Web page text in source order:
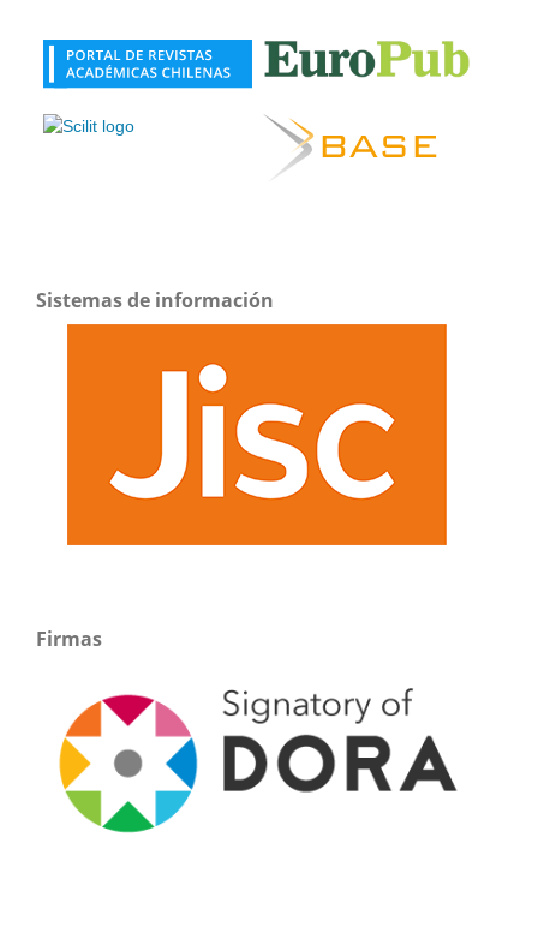
Sistemas de información
Firmas